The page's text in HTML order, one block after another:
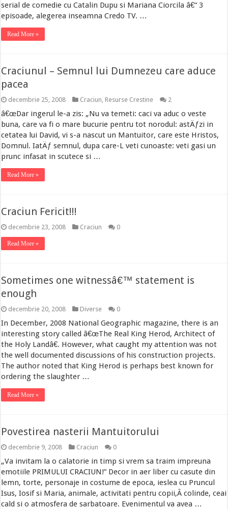
serial de comedie cu Catalin Dupu si Mariana Ciorcila â€“ 3
episoade, alegerea inseamna Credo TV. …
Read More »
Craciunul – Semnul lui Dumnezeu care aduce
pacea
decembrie 25, 2008 Craciun, Resurse Crestine 2
â€œDar ingerul le-a zis: „Nu va temeti: caci va aduc o veste
buna, care va fi o mare bucurie pentru tot norodul: astÄƒzi in
cetatea lui David, vi s-a nascut un Mantuitor, care este Hristos,
Domnul. IatÄƒ semnul, dupa care-L veti cunoaste: veti gasi un
prunc infasat in scutece si …
Read More »
Craciun Fericit!!!
decembrie 23, 2008 Craciun 0
Read More »
Sometimes one witnessâ€™ statement is
enough
decembrie 20, 2008 Diverse 0
In December, 2008 National Geographic magazine, there is an
interesting story called â€œThe Real King Herod, Architect of
the Holy Landâ€. However, what caught my attention was not
the well documented discussions of his construction projects.
The author noted that King Herod is perhaps best known for
ordering the slaughter …
Read More »
Povestirea nasterii Mantuitorului
decembrie 9, 2008 Craciun 0
„Va invitam la o calatorie in timp si vrem sa traim impreuna
emotiile PRIMULUI CRACIUN!” Decor in aer liber cu casute din
lemn, torte, personaje in costume de epoca, ieslea cu Pruncul
Isus, Iosif si Maria, animale, activitati pentru copii,Â colinde, ceai
cald si o atmosfera de sarbatoare. Evenimentul va avea …